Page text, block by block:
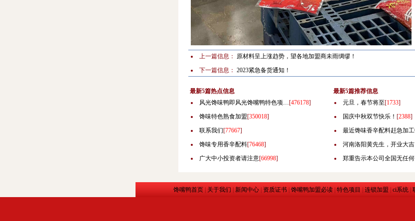
上一篇信息： 原材料呈上涨趋势，望各地加盟商未雨绸缪！
下一篇信息： 2023紧急备货通知！
最新5篇热点信息
风光馋味鸭即风光馋嘴鸭特色项…[476178]
馋味特色熟食加盟[350018]
联系我们[77667]
馋味专用香辛配料[76468]
广大中小投资者请注意[66998]
最新5篇推荐信息
元旦，春节将至[1733]
国庆中秋双节快乐！ [2388]
最近馋味香辛配料赶急加
河南洛阳黄先生，开业大吉
郑重告示本公司全国无任
馋嘴鸭首页| 关于我们 新闻中心| 资质证书| 馋嘴鸭加盟必读| 特色项目 连锁加盟 ci系统|